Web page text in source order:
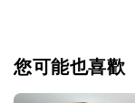
您可能也喜歡